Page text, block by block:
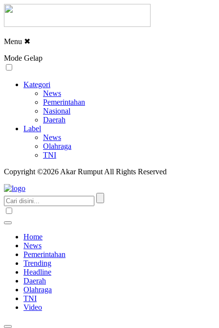
Menu ✖
Mode Gelap
Kategori
News
Pemerintahan
Nasional
Daerah
Label
News
Olahraga
TNI
Copyright ©2026 Akar Rumput All Rights Reserved
Home
News
Pemerintahan
Trending
Headline
Daerah
Olahraga
TNI
Video